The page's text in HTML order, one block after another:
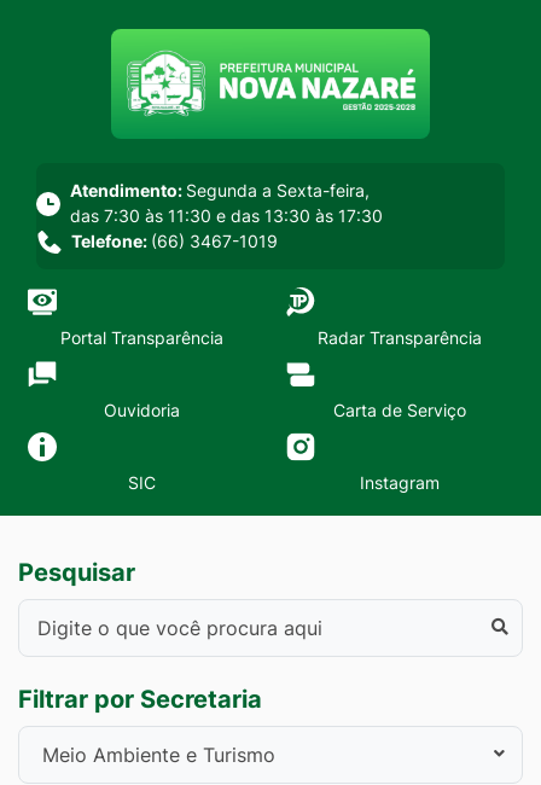
Seção do menu principal
Atendimento: Segunda a Sexta-feira,
das 7:30 às 11:30 e das 13:30 às 17:30
Telefone: (66) 3467-1019
Portal Transparência Radar Transparência
Ouvidoria Carta de Serviço
SIC Instagram
Pesquisar
Filtrar por Secretaria